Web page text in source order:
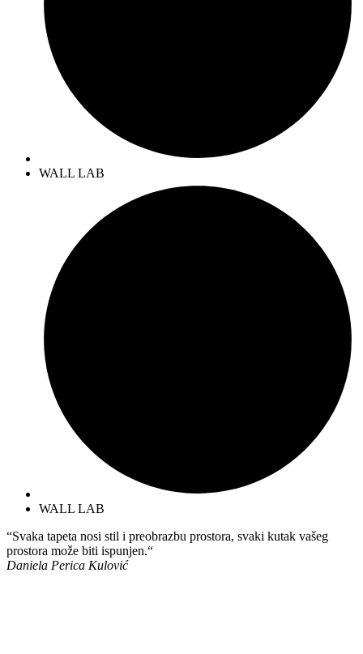
WALL LAB
WALL LAB
“Svaka tapeta nosi stil i preobrazbu prostora, svaki kutak vašeg
prostora može biti ispunjen.“
Daniela Perica Kulović